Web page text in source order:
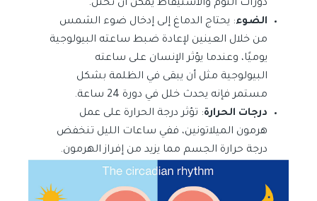
دورات النوم والاستيقاظ يمكن أن تختل.
الضوء: يحتاج الدماغ إلى إدخال ضوء الشمس
من خلال العينين لإعادة ضبط ساعته البيولوجية
يوميًا، وعندما يؤثر الإنسان على ساعته
البيولوجية مثل أن يبقى في الظلمة بشكل
مستمر فإنه يحدث خلل في دورة 24 ساعة.
درجات الحرارة: تؤثر درجة الحرارة على عمل
هرمون الميلاتونين، ففي ساعات الليل تنخفض
درجة حرارة الجسم مما يزيد من إفراز الهرمون.